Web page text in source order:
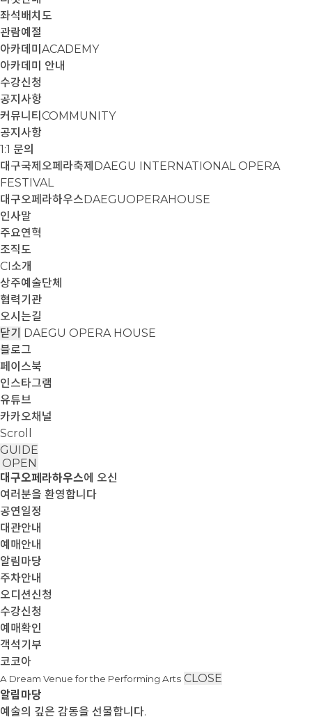
좌석배치도
관람예절
아카데미 ACADEMY
아카데미 안내
수강신청
공지사항
커뮤니티 COMMUNITY
공지사항
1:1 문의
대구국제오페라축제 DAEGU INTERNATIONAL OPERA
FESTIVAL
대구오페라하우스DAEGUOPERAHOUSE
인사말
주요연혁
조직도
CI소개
상주예술단체
협력기관
오시는길
닫기 DAEGU OPERA HOUSE
블로그
페이스북
인스타그램
유튜브
카카오채널
Scroll
GUIDE
OPEN
대구오페라하우스에 오신
여러분을 환영합니다
공연일정
대관안내
예매안내
알림마당
주차안내
오디션신청
수강신청
예매확인
객석기부
코코아
A Dream Venue for the Performing Arts CLOSE
알림마당
예술의 깊은 감동을 선물합니다.